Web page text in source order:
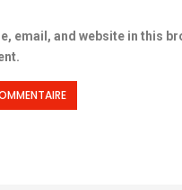
email, and website in this